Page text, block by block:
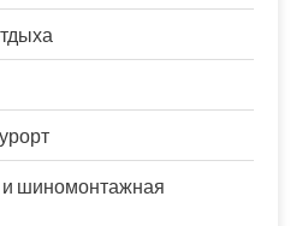
и шиномонтажная